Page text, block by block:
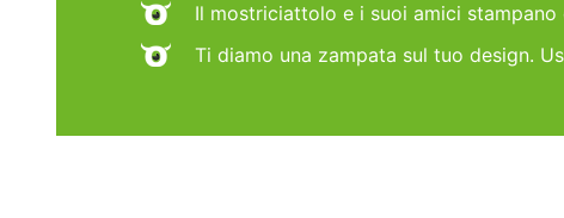
Il mostriciattolo e i suoi amici
Ti diamo una zampata sul tuo design.